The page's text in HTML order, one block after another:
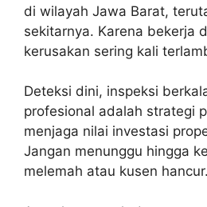
di wilayah Jawa Barat,
sekitarnya. Karena bekerja
kerusakan sering kali
Deteksi dini, inspeksi
profesional adalah strategi
menjaga nilai investasi
Jangan menunggu hingga
melemah atau kusen hancur.